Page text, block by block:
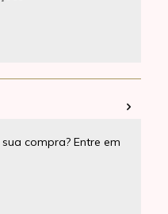
compra? Entre em